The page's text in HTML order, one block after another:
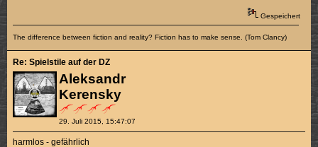
Gespeichert
The difference between fiction and reality? Fiction has to make sense. (Tom Clancy)
Aleksandr
Kerensky
29. Juli 2015, 15:47:07
Re: Spielstile auf der DZ
harmlos - gefährlich